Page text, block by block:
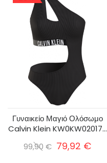
Γυναικείο Μαγιό Ολόσωμο
Calvin Klein KW0KW02017...
99,90 € 79,92 €